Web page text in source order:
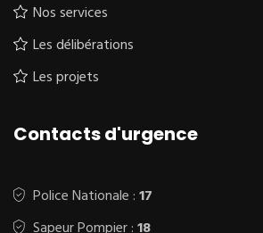
Nos services
Les délibérations
Les projets
Contacts d'urgence
Police Nationale :17
Sapeur Pompier :18